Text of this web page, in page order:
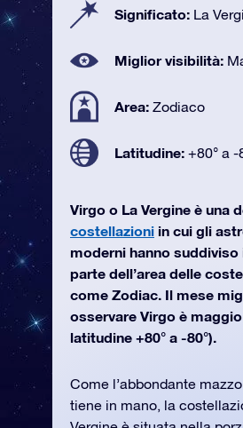
Significato: La
Miglior visibilità:
Area: Zodiaco
Latitudine: +80° a -
Virgo o La Vergine è una
costellazioni in cui gli
moderni hanno suddiviso
parte dell’area delle
come Zodiac. Il mese
osservare Virgo è
latitudine +80° a -80°).
Come l’abbondante
tiene in mano, la